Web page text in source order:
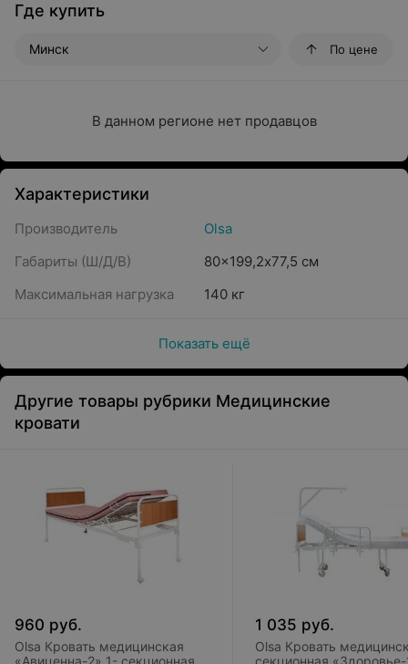
Где купить
Минск По цене
В данном регионе нет продавцов
Характеристики
Производитель
Olsa
Габариты (Ш/Д/В)
80x199,2х77,5 см
Максимальная нагрузка
140 кг
Показать ещё
Другие товары рубрики Медицинские
кровати
960 руб.
Olsa Кровать медицинская
«Авиценна-2» 1- секционная (с
1 035 руб.
Olsa Кровать
секционная «Здоровье-